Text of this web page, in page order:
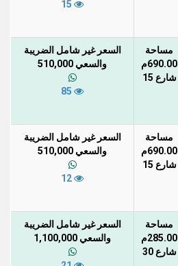
مساحة
690.00م
شارع 15
السعر غير شامل الضريبة
والسعي 510,000
مساحة
690.00م
شارع 15
السعر غير شامل الضريبة
والسعي 510,000
مساحة
285.00م
شارع 30
السعر غير شامل الضريبة
والسعي 1,100,000